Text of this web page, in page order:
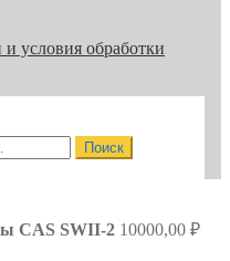
условия обработки
Поиск
CAS SWII-2 10000,00 ₽